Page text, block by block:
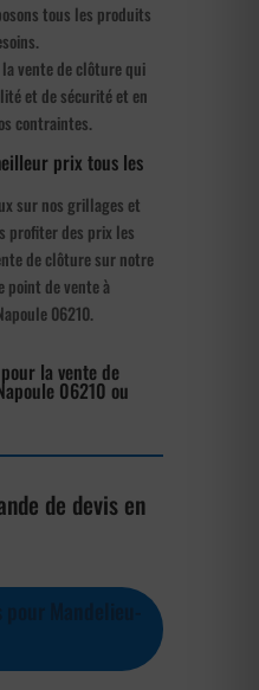
tous les produits
vente de clôture qui
et de sécurité et en
contraintes.
prix tous les
sur nos grillages et
profiter des prix les
de clôture sur notre
point de vente à
06210.
la vente de
06210 ou
de devis en